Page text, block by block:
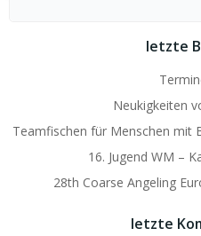
letzte
Neukigkeiten
Teamfischen für Menschen mit
16. Jugend WM –
28th Coarse Angeling
letzte